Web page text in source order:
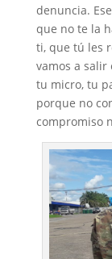
denuncia.
que no te la
ti, que tú les
vamos a
tu micro, tu
porque no
compromiso